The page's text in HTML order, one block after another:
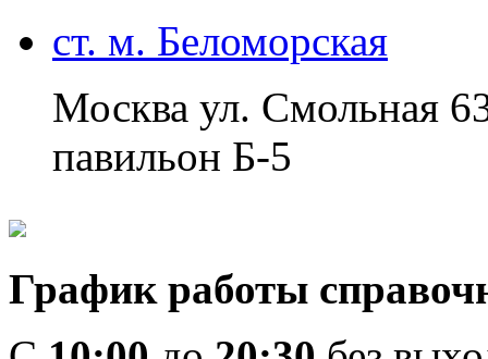
ст. м. Беломорская
Москва ул. Смольная
павильон Б-5
График работы